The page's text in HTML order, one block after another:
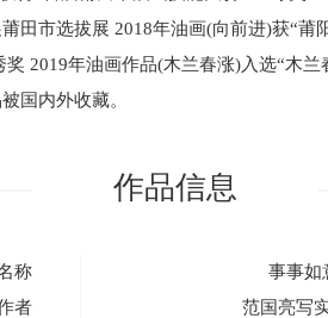
田市选拔展 2018年油画(向前进)获“莆
2019年油画作品(木兰春涨)入选“木兰
国内外收藏。
作品信息
称
事事如
者
范国亮写